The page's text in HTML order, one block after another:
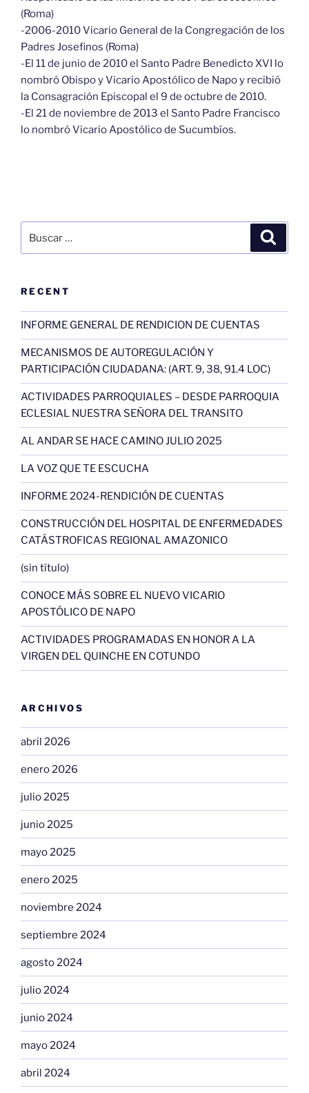
(Roma)
-2006-2010 Vicario General de la Congregación de los
Padres Josefinos (Roma)
-El 11 de junio de 2010 el Santo Padre Benedicto XVI lo
nombró Obispo y Vicario Apostólico de Napo y recibió
la Consagración Episcopal el 9 de octubre de 2010.
-El 21 de noviembre de 2013 el Santo Padre Francisco
lo nombró Vicario Apostólico de Sucumbíos.
por:
RECENT
INFORME GENERAL DE RENDICION DE CUENTAS
MECANISMOS DE AUTOREGULACIÓN Y
PARTICIPACIÓN CIUDADANA: (ART. 9, 38, 91.4 LOC)
ACTIVIDADES PARROQUIALES – DESDE PARROQUIA
ECLESIAL NUESTRA SEÑORA DEL TRANSITO
AL ANDAR SE HACE CAMINO JULIO 2025
LA VOZ QUE TE ESCUCHA
INFORME 2024-RENDICIÓN DE CUENTAS
CONSTRUCCIÓN DEL HOSPITAL DE ENFERMEDADES
CATÁSTROFICAS REGIONAL AMAZONICO
(sin título)
CONOCE MÁS SOBRE EL NUEVO VICARIO
APOSTÓLICO DE NAPO
ACTIVIDADES PROGRAMADAS EN HONOR A LA
VIRGEN DEL QUINCHE EN COTUNDO
ARCHIVOS
abril 2026
enero 2026
julio 2025
junio 2025
mayo 2025
enero 2025
noviembre 2024
septiembre 2024
agosto 2024
julio 2024
junio 2024
mayo 2024
abril 2024